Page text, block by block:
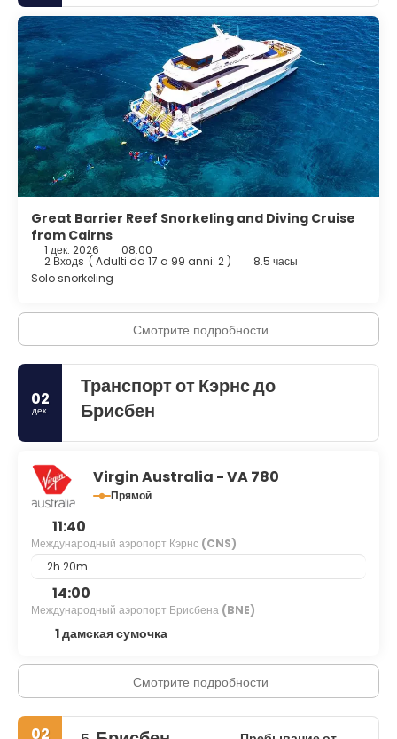
Great Barrier Reef Snorkeling and Diving Cruise
from Cairns
1 дек. 2026 08:00
2 Входs ( Adulti da 17 a 99 anni: 2 )
8.5 часы
Solo snorkeling
Смотрите подробности
02
дек.
Транспорт от Кэрнс до
Брисбен
Virgin Australia - VA 780
Прямой
11:40
Международный аэропорт Кэрнс (CNS)
2h 20m
14:00
Международный аэропорт Брисбена (BNE)
1 дамская сумочка
Смотрите подробности
02